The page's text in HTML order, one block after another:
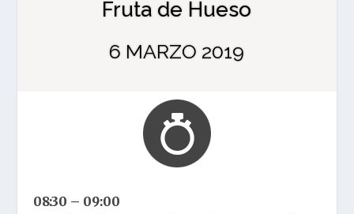
Fruta de Hueso
6 MARZO 2019
08:30 – 09:00